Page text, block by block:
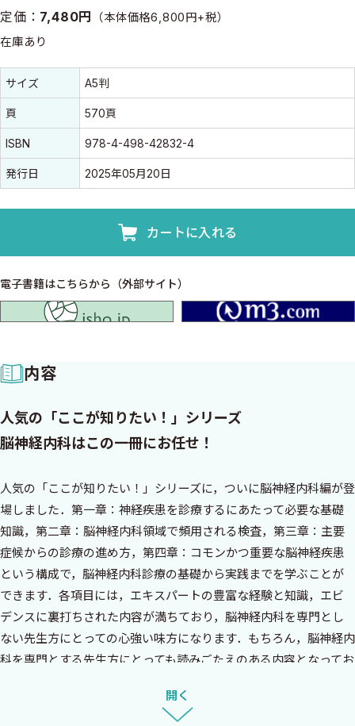
定価： 7,480円 （本体価格6,800円+税）
在庫あり
書誌情報
書誌情報
サイズ A5判
頁 570頁
ISBN 978-4-498-42832-4
発行日 2025年05月20日
カートに入れる
電子書籍はこちらから（外部サイト）
内容
人気の「ここが知りたい！」シリーズ
脳神経内科はこの一冊にお任せ！
人気の「ここが知りたい！」シリーズに，ついに脳神経内科編が登
場しました．第一章：神経疾患を診療するにあたって必要な基礎
知識，第二章：脳神経内科領域で頻用される検査，第三章：主要
症候からの診療の進め方，第四章：コモンかつ重要な脳神経疾患
という構成で，脳神経内科診療の基礎から実践までを学ぶことが
できます．各項目には，エキスパートの豊富な経験と知識，エビ
デンスに裏打ちされた内容が満ちており，脳神経内科を専門とし
ない先生方にとっての心強い味方になります．もちろん，脳神経内
科を専門とする先生方にとっても読みごたえのある内容となってお
開く